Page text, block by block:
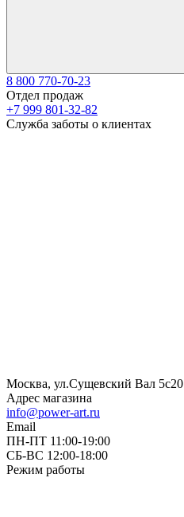
8 800 770-70-23
Отдел продаж
+7 999 801-32-82
Служба заботы о клиентах
Москва, ул.Сущевский Вал 5с20
Адрес магазина
info@power-art.ru
Email
ПН-ПТ 11:00-19:00
СБ-ВС 12:00-18:00
Режим работы